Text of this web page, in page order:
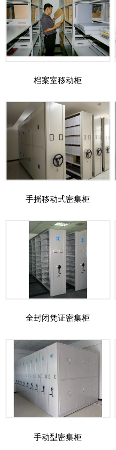
档案室移动柜
手摇移动式密集柜
全封闭凭证密集柜
手动型密集柜